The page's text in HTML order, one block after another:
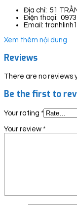
Địa chỉ: 51
Điện thoại: 0973
Email:
Xem thêm nội dung
Reviews
There are no reviews
Be the first to
Your rating *
Your review *